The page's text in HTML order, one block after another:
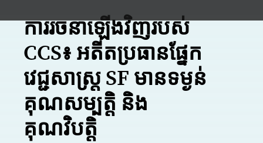
ការរចនាឡើងវិញរបស់
CCS៖ អតីតប្រធានផ្នែក
វេជ្ជសាស្ត្រ SF មានទម្ងន់
គុណសម្បត្តិ និង
គុណវិបត្តិ